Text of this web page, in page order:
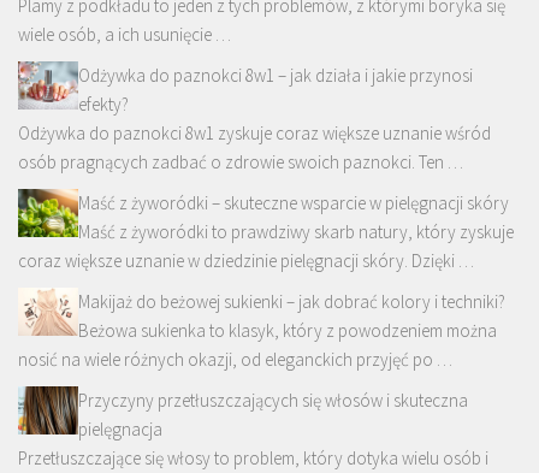
Plamy z podkładu to jeden z tych problemów, z którymi boryka się
wiele osób, a ich usunięcie …
Odżywka do paznokci 8w1 – jak działa i jakie przynosi
efekty?
Odżywka do paznokci 8w1 zyskuje coraz większe uznanie wśród
osób pragnących zadbać o zdrowie swoich paznokci. Ten …
Maść z żyworódki – skuteczne wsparcie w pielęgnacji skóry
Maść z żyworódki to prawdziwy skarb natury, który zyskuje
coraz większe uznanie w dziedzinie pielęgnacji skóry. Dzięki …
Makijaż do beżowej sukienki – jak dobrać kolory i techniki?
Beżowa sukienka to klasyk, który z powodzeniem można
nosić na wiele różnych okazji, od eleganckich przyjęć po …
Przyczyny przetłuszczających się włosów i skuteczna
pielęgnacja
Przetłuszczające się włosy to problem, który dotyka wielu osób i